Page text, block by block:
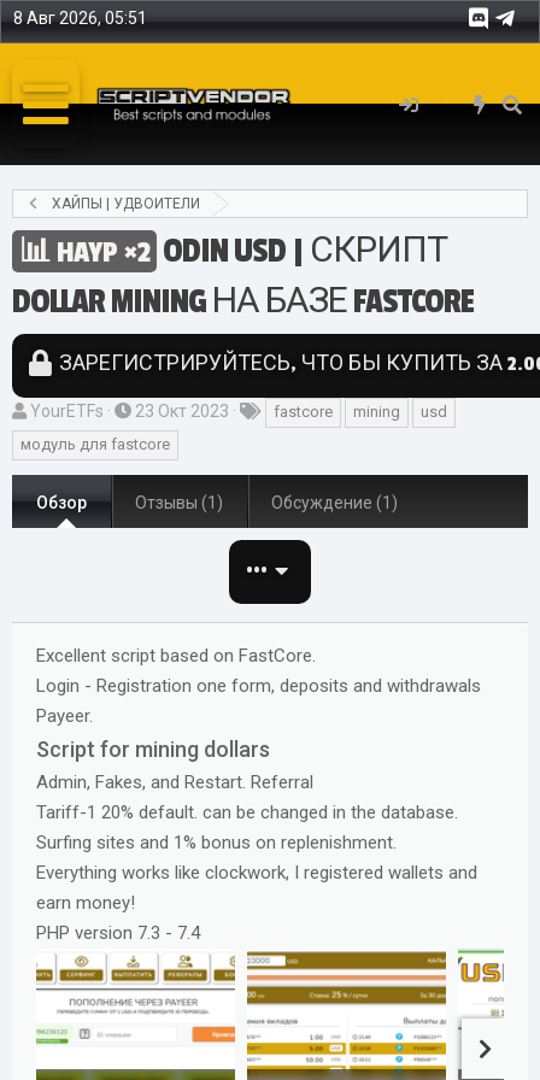
8 Авг 2026, 05:51
ХАЙПЫ | УДВОИТЕЛИ
HAYP ×2 ODIN USD | СКРИПТ
DOLLAR MINING НА БАЗЕ FASTCORE
ЗАРЕГИСТРИРУЙТЕСЬ, ЧТО БЫ КУПИТЬ ЗА 2.00
А
в
т
о
YourETFs
Д
а
т
а
н
и
23 Окт 2023
Т
и
fastcore mining
usd
модуль для fastcore
Обзор Отзывы (1) Обсуждение (1)
•••
Excellent script based on FastCore.
Login - Registration one form, deposits and withdrawals
Payeer.
Script for mining dollars
Admin, Fakes, and Restart. Referral
Tariff-1 20% default. can be changed in the database.
Surfing sites and 1% bonus on replenishment.
Everything works like clockwork, I registered wallets and
earn money!
PHP version 7.3 - 7.4